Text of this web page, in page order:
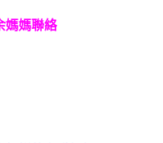
媽媽聯絡